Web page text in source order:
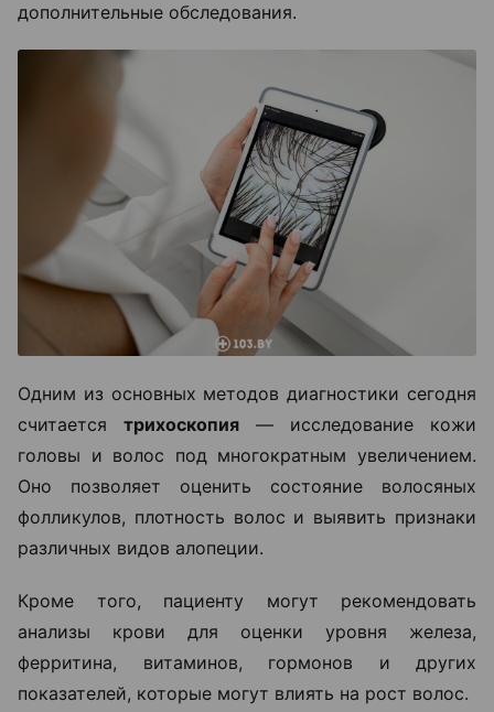
дополнительные обследования.
Одним из основных методов диагностики сегодня
считается трихоскопия — исследование кожи
головы и волос под многократным увеличением.
Оно позволяет оценить состояние волосяных
фолликулов, плотность волос и выявить признаки
различных видов алопеции.
Кроме того, пациенту могут рекомендовать
анализы крови для оценки уровня железа,
ферритина, витаминов, гормонов и других
показателей, которые могут влиять на рост волос.